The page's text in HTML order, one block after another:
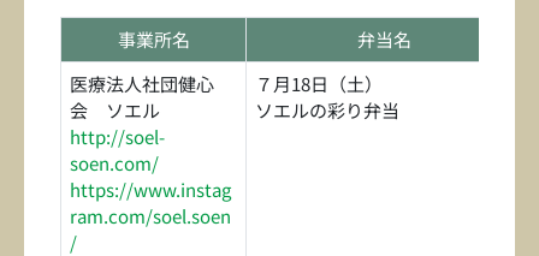
事業所名
弁当名
医療法人社団健心
会 ソエル
http://soel-
soen.com/
https://www.instag
ram.com/soel.soen
/
７月18日（土）
ソエルの彩り弁当